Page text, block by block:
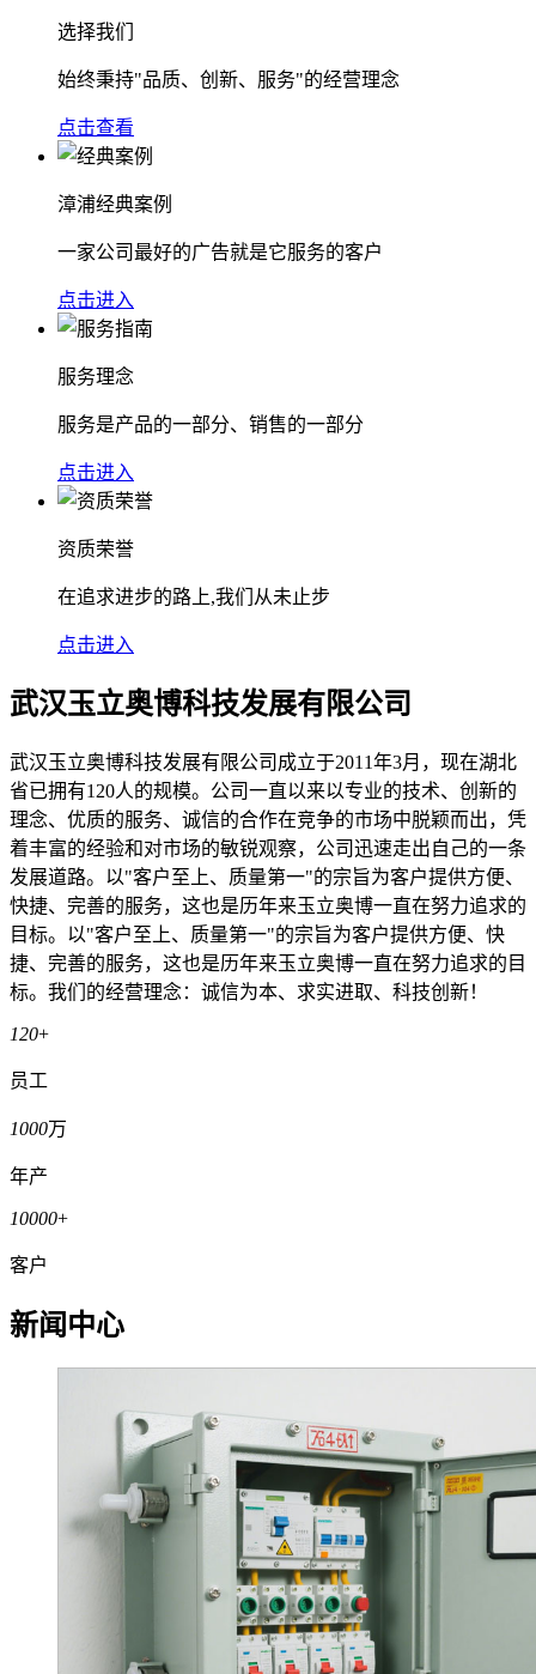
选择我们
始终秉持"品质、创新、服务"的经营理念
点击查看
漳浦经典案例
一家公司最好的广告就是它服务的客户
点击进入
服务理念
服务是产品的一部分、销售的一部分
点击进入
资质荣誉
在追求进步的路上,我们从未止步
点击进入
武汉玉立奥博科技发展有限公司
武汉玉立奥博科技发展有限公司成立于2011年3月，现在湖北
省已拥有120人的规模。公司一直以来以专业的技术、创新的
理念、优质的服务、诚信的合作在竞争的市场中脱颖而出，凭
着丰富的经验和对市场的敏锐观察，公司迅速走出自己的一条
发展道路。以"客户至上、质量第一"的宗旨为客户提供方便、
快捷、完善的服务，这也是历年来玉立奥博一直在努力追求的
目标。以"客户至上、质量第一"的宗旨为客户提供方便、快
捷、完善的服务，这也是历年来玉立奥博一直在努力追求的目
标。我们的经营理念：诚信为本、求实进取、科技创新！
120+
员工
1000万
年产
10000+
客户
新闻中心